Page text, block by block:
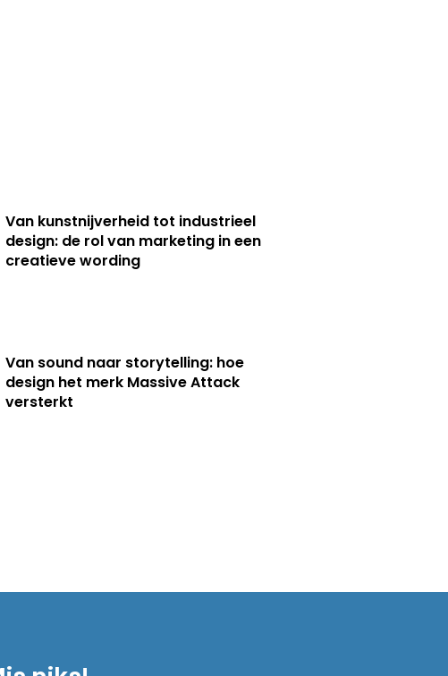
Van kunstnijverheid tot industrieel
design: de rol van marketing in een
creatieve wording
Van sound naar storytelling: hoe
design het merk Massive Attack
versterkt